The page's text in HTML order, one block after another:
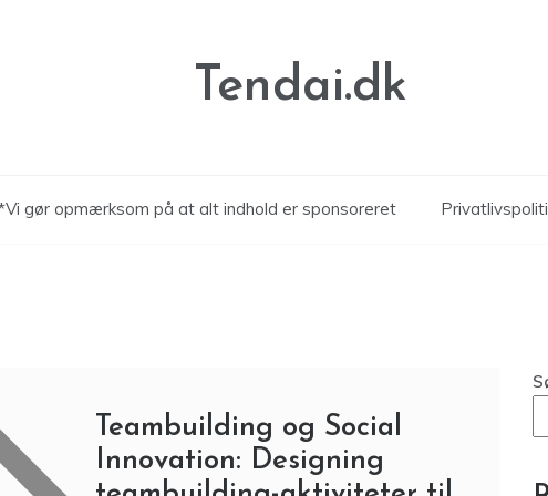
Tendai.dk
gør opmærksom på at alt indhold er sponsoreret
Teambuilding og Social
Innovation: Designing